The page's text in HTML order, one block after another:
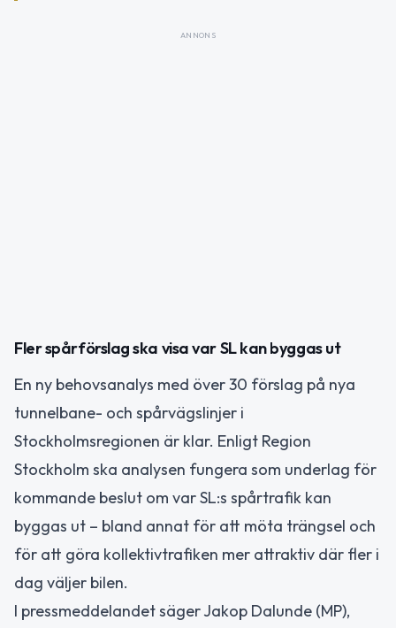
ANNONS
Fler spårförslag ska visa var SL kan byggas ut
En ny behovsanalys med över 30 förslag på nya
tunnelbane- och spårvägslinjer i
Stockholmsregionen är klar. Enligt Region
Stockholm ska analysen fungera som underlag för
kommande beslut om var SL:s spårtrafik kan
byggas ut – bland annat för att möta trängsel och
för att göra kollektivtrafiken mer attraktiv där fler i
dag väljer bilen.
I pressmeddelandet säger Jakop Dalunde (MP),